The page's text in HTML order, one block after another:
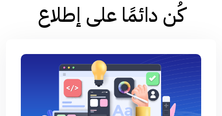
كُن دائمًا على إطلاع